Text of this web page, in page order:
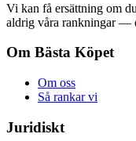
Vi kan få ersättning om
aldrig våra rankningar —
Om Bästa Köpet
Om oss
Så rankar vi
Juridiskt